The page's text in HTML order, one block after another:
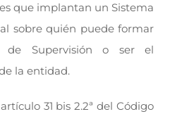
que implantan un Sistema
sobre quién puede formar
de Supervisión o ser el
la entidad.
31 bis 2.2ª del Código